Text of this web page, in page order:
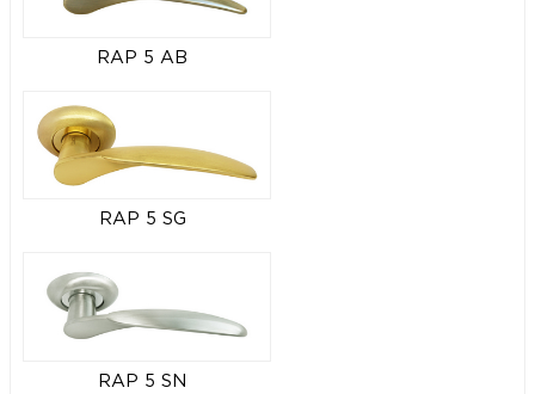
RAP 5 AB
RAP 5 SG
RAP 5 SN